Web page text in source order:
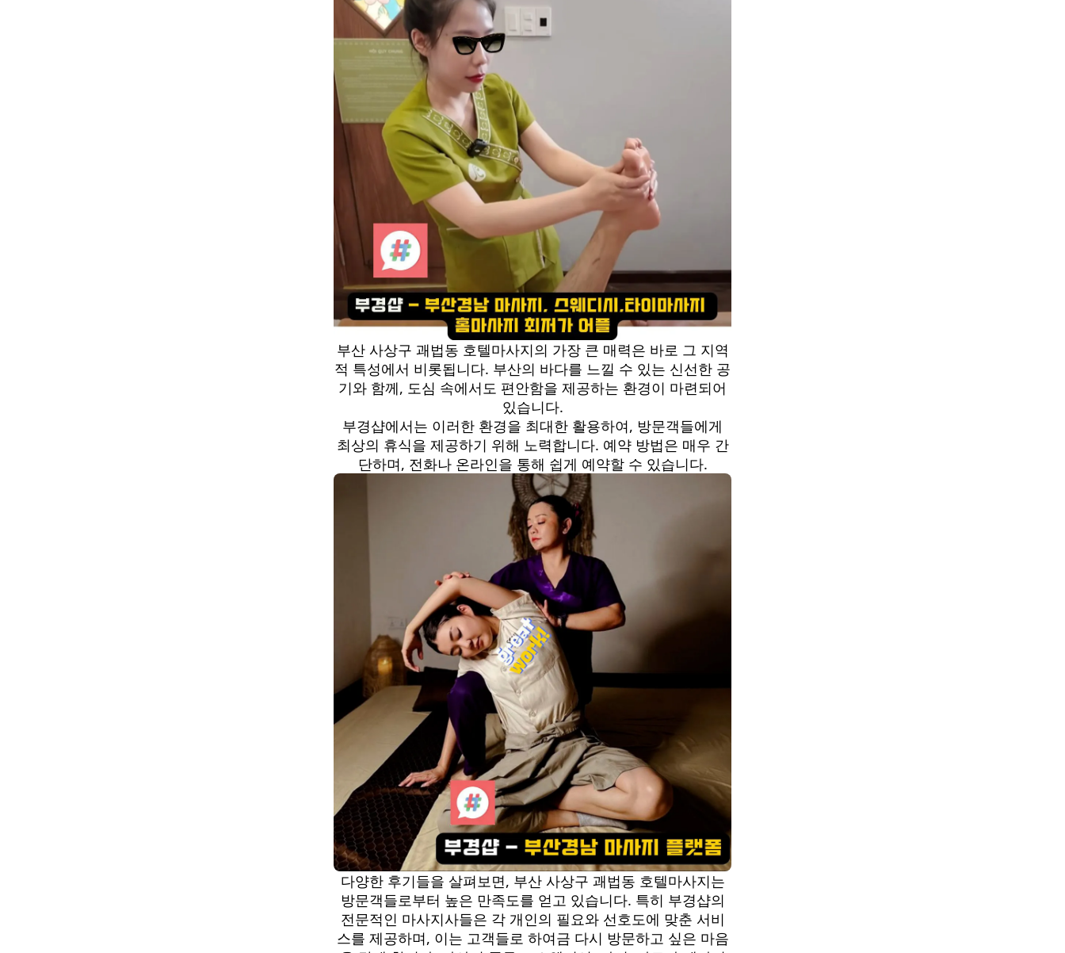
부산 사상구 괘법동 호텔마사지의 가장 큰 매력은 바로 그 지역
적 특성에서 비롯됩니다. 부산의 바다를 느낄 수 있는 신선한 공
기와 함께, 도심 속에서도 편안함을 제공하는 환경이 마련되어
있습니다.
부경샵에서는 이러한 환경을 최대한 활용하여, 방문객들에게
최상의 휴식을 제공하기 위해 노력합니다. 예약 방법은 매우 간
단하며, 전화나 온라인을 통해 쉽게 예약할 수 있습니다.
다양한 후기들을 살펴보면, 부산 사상구 괘법동 호텔마사지는
방문객들로부터 높은 만족도를 얻고 있습니다. 특히 부경샵의
전문적인 마사지사들은 각 개인의 필요와 선호도에 맞춘 서비
스를 제공하며, 이는 고객들로 하여금 다시 방문하고 싶은 마음